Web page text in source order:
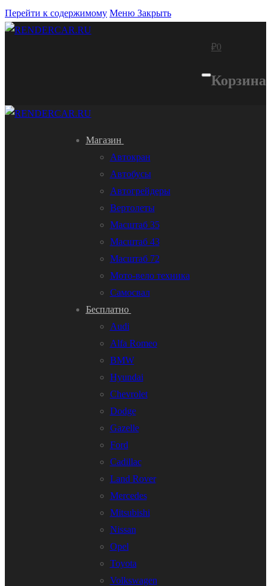
Перейти к содержимому Меню Закрыть
₽0
Корзина
Магазин
Автокран
Автобусы
Автогрейдеры
Вертолеты
Масштаб 35
Масштаб 43
Масштаб 72
Мото-вело техника
Самосвал
Бесплатно
Audi
Alfa Romeo
BMW
Hyundai
Chevrolet
Dodge
Gazelle
Ford
Cadillac
Land Rover
Mercedes
Mitsubishi
Nissan
Opel
Toyota
Volkswagen